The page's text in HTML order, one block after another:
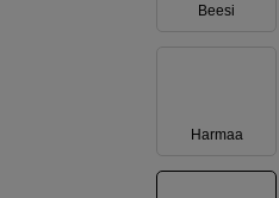
Beesi
Harmaa